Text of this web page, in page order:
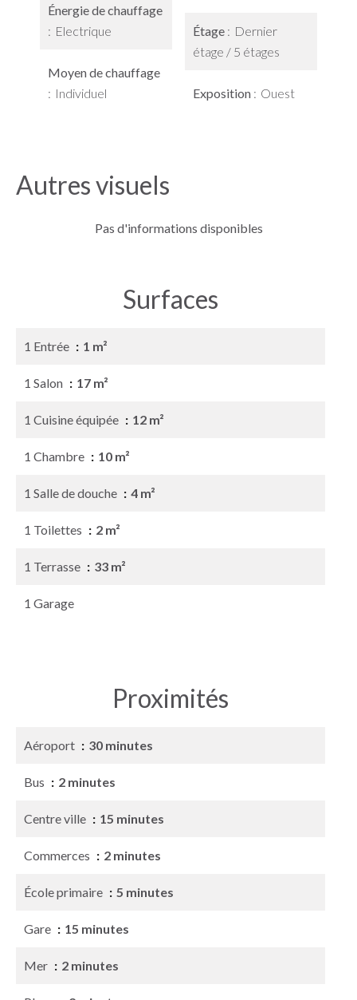
Énergie de chauffage
Electrique
Moyen de chauffage
Individuel
Étage
Dernier
étage / 5 étages
Exposition Ouest
Autres visuels
Pas d'informations disponibles
Surfaces
1 Entrée 1 m²
1 Salon 17 m²
1 Cuisine équipée 12 m²
1 Chambre 10 m²
1 Salle de douche 4 m²
1 Toilettes 2 m²
1 Terrasse 33 m²
1 Garage
Proximités
Aéroport 30 minutes
Bus 2 minutes
Centre ville 15 minutes
Commerces 2 minutes
École primaire 5 minutes
Gare 15 minutes
Mer 2 minutes